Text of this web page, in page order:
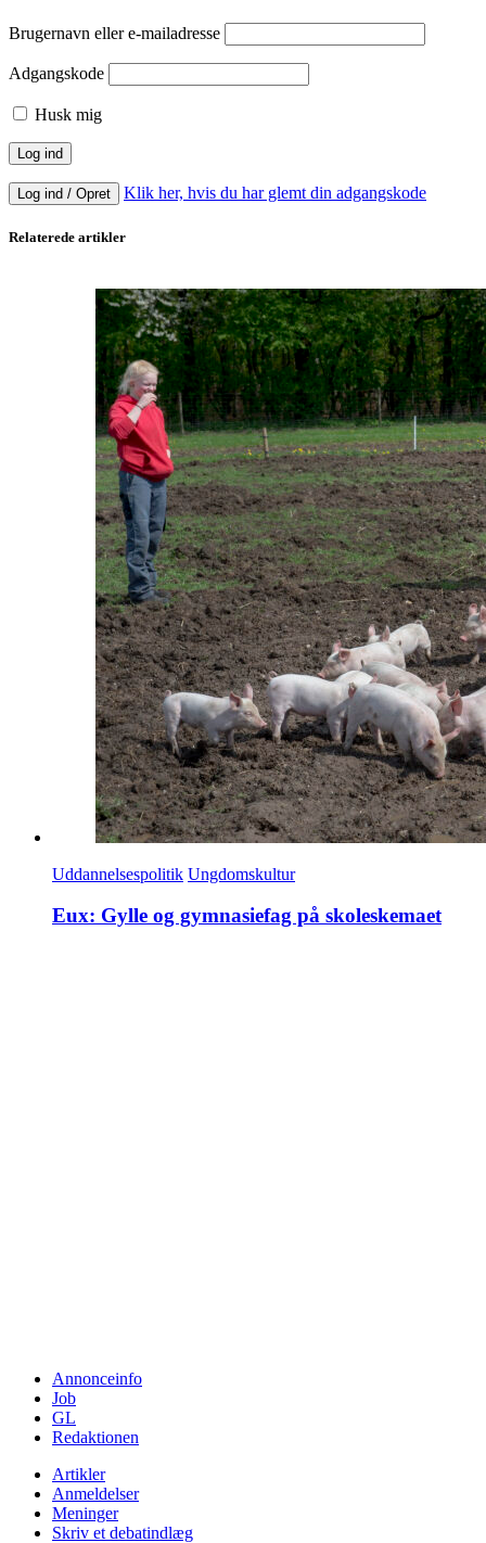
Brugernavn eller e-mailadresse
Adgangskode
Husk mig
Log ind / Opret Klik her, hvis du har glemt din adgangskode
Relaterede artikler
Uddannelsespolitik Ungdomskultur
Eux: Gylle og gymnasiefag på skoleskemaet
Annonceinfo
Job
GL
Redaktionen
Artikler
Anmeldelser
Meninger
Skriv et debatindlæg